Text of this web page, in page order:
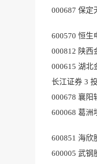
000687 保定
600570 恒生
000812 陕西
000615 湖北
长江证券 3
000678 襄阳
600068 葛洲
600851 海欣
600005 武钢